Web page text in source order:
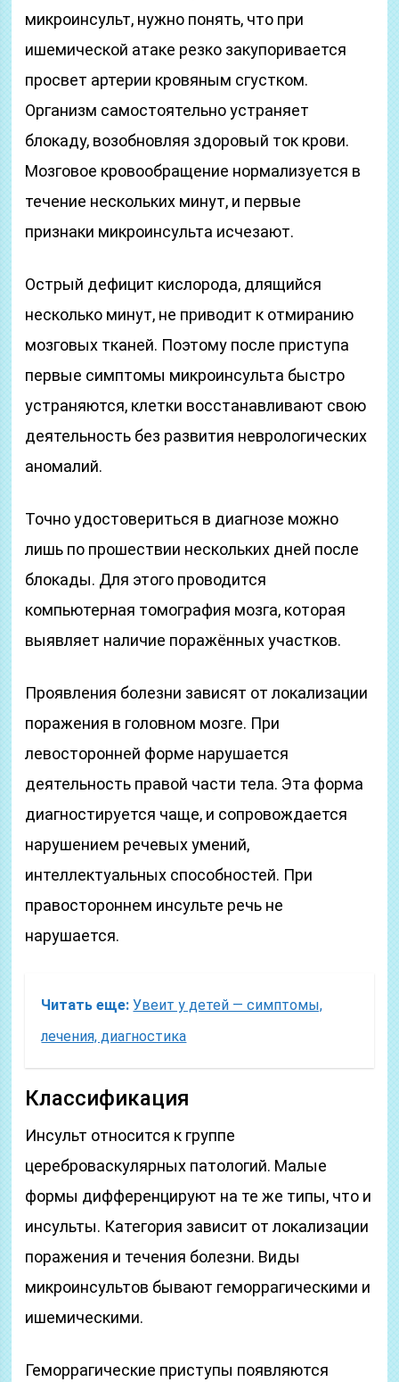
микроинсульт, нужно понять, что при
ишемической атаке резко закупоривается
просвет артерии кровяным сгустком.
Организм самостоятельно устраняет
блокаду, возобновляя здоровый ток крови.
Мозговое кровообращение нормализуется в
течение нескольких минут, и первые
признаки микроинсульта исчезают.
Острый дефицит кислорода, длящийся
несколько минут, не приводит к отмиранию
мозговых тканей. Поэтому после приступа
первые симптомы микроинсульта быстро
устраняются, клетки восстанавливают свою
деятельность без развития неврологических
аномалий.
Точно удостовериться в диагнозе можно
лишь по прошествии нескольких дней после
блокады. Для этого проводится
компьютерная томография мозга, которая
выявляет наличие поражённых участков.
Проявления болезни зависят от локализации
поражения в головном мозге. При
левосторонней форме нарушается
деятельность правой части тела. Эта форма
диагностируется чаще, и сопровождается
нарушением речевых умений,
интеллектуальных способностей. При
правостороннем инсульте речь не
нарушается.
Читать еще: Увеит у детей — симптомы,
лечения, диагностика
Классификация
Инсульт относится к группе
цереброваскулярных патологий. Малые
формы дифференцируют на те же типы, что и
инсульты. Категория зависит от локализации
поражения и течения болезни. Виды
микроинсультов бывают геморрагическими и
ишемическими.
Геморрагические приступы появляются